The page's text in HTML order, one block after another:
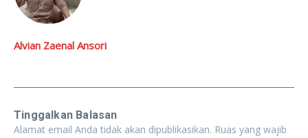
Alvian Zaenal Ansori
Tinggalkan Balasan
Alamat email Anda tidak akan dipublikasikan. Ruas yang wajib